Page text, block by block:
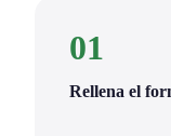
01
Rellena el